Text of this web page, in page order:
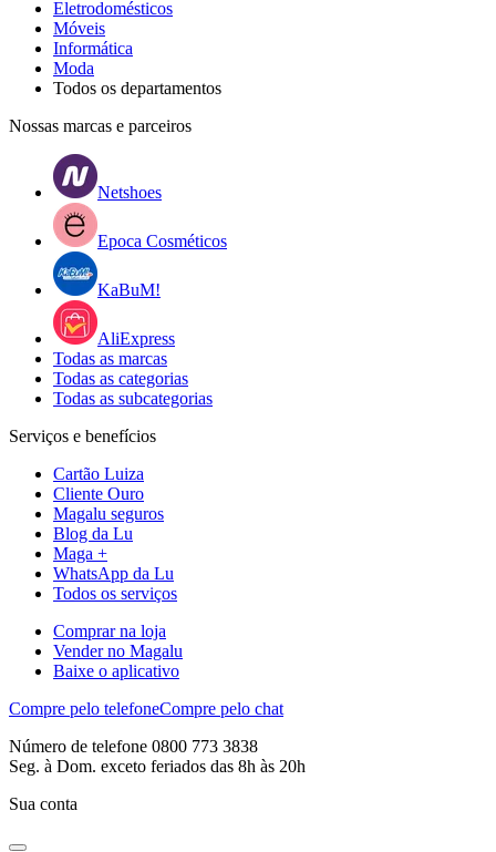
Eletrodomésticos
Móveis
Informática
Moda
Todos os departamentos
Nossas marcas e parceiros
Netshoes
Epoca Cosméticos
KaBuM!
AliExpress
Todas as marcas
Todas as categorias
Todas as subcategorias
Serviços e benefícios
Cartão Luiza
Cliente Ouro
Magalu seguros
Blog da Lu
Maga +
WhatsApp da Lu
Todos os serviços
Comprar na loja
Vender no Magalu
Baixe o aplicativo
Compre pelo telefoneCompre pelo chat
Número de telefone 0800 773 3838
Seg. à Dom. exceto feriados das 8h às 20h
Sua conta